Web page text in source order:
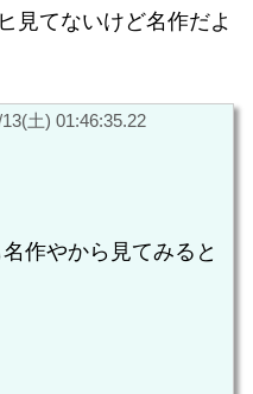
見てないけど名作だよ
土) 01:46:35.22
作やから見てみると